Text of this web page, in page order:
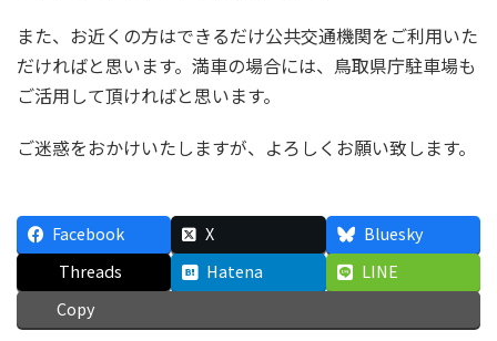
また、お近くの方はできるだけ公共交通機関をご利用いた
だければと思います。満車の場合には、鳥取県庁駐車場も
ご活用して頂ければと思います。
ご迷惑をおかけいたしますが、よろしくお願い致します。
Facebook X
Bluesky
Threads
Hatena
LINE
Copy